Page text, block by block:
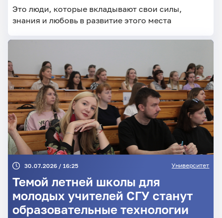
Это люди, которые вкладывают свои силы,
знания и любовь в развитие этого места
30.07.2026 / 16:25 Университет
Темой летней школы для
молодых учителей СГУ станут
образовательные технологии